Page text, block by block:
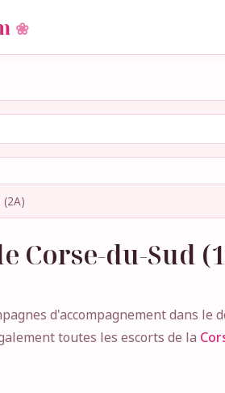
(2A)
Corse-du-Sud
d'accompagnement dans
toutes les escorts de la